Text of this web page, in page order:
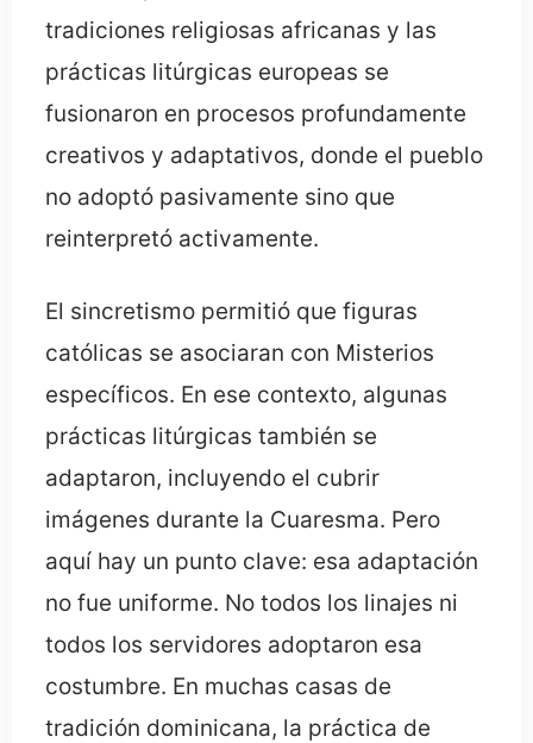
tradiciones religiosas africanas y las
prácticas litúrgicas europeas se
fusionaron en procesos profundamente
creativos y adaptativos, donde el pueblo
no adoptó pasivamente sino que
reinterpretó activamente.
El sincretismo permitió que figuras
católicas se asociaran con Misterios
específicos. En ese contexto, algunas
prácticas litúrgicas también se
adaptaron, incluyendo el cubrir
imágenes durante la Cuaresma. Pero
aquí hay un punto clave: esa adaptación
no fue uniforme. No todos los linajes ni
todos los servidores adoptaron esa
costumbre. En muchas casas de
tradición dominicana, la práctica de